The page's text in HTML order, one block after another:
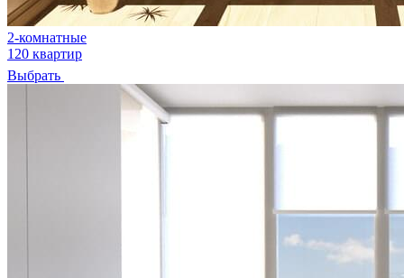
2-комнатные
120 квартир
Выбрать